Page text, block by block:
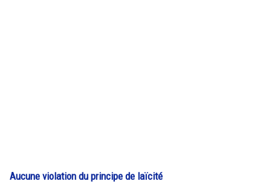
Aucune violation du principe de laïcité